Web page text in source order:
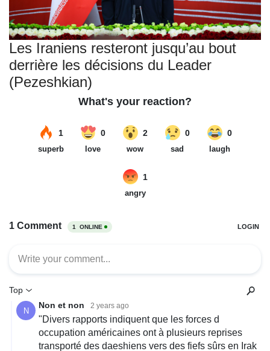
Les Iraniens resteront jusqu’au bout
derrière les décisions du Leader
(Pezeshkian)